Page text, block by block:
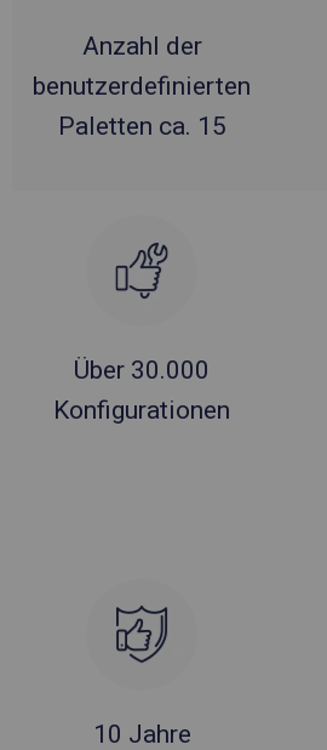
Anzahl der
benutzerdefinierten
Paletten ca. 15
Über 30.000
Konfigurationen
10 Jahre